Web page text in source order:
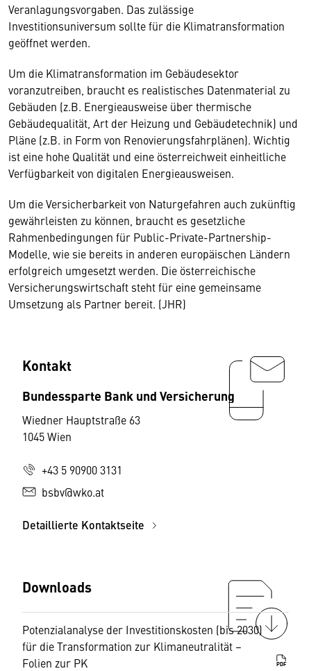
Veranlagungsvorgaben. Das zulässige
Investitionsuniversum sollte für die Klimatransformation
geöffnet werden.
Um die Klimatransformation im Gebäudesektor
voranzutreiben, braucht es realistisches Datenmaterial zu
Gebäuden (z.B. Energieausweise über thermische
Gebäudequalität, Art der Heizung und Gebäudetechnik) und
Pläne (z.B. in Form von Renovierungsfahrplänen). Wichtig
ist eine hohe Qualität und eine österreichweit einheitliche
Verfügbarkeit von digitalen Energieausweisen.
Um die Versicherbarkeit von Naturgefahren auch zukünftig
gewährleisten zu können, braucht es gesetzliche
Rahmenbedingungen für Public-Private-Partnership-
Modelle, wie sie bereits in anderen europäischen Ländern
erfolgreich umgesetzt werden. Die österreichische
Versicherungswirtschaft steht für eine gemeinsame
Umsetzung als Partner bereit. (JHR)
Kontakt
Bundessparte Bank und Versicherung
Wiedner Hauptstraße 63
1045 Wien
+43 5 90900 3131
bsbv@wko.at
Detaillierte Kontaktseite
Downloads
Potenzialanalyse der Investitionskosten (bis 2030)
für die Transformation zur Klimaneutralität –
Folien zur PK
PDF